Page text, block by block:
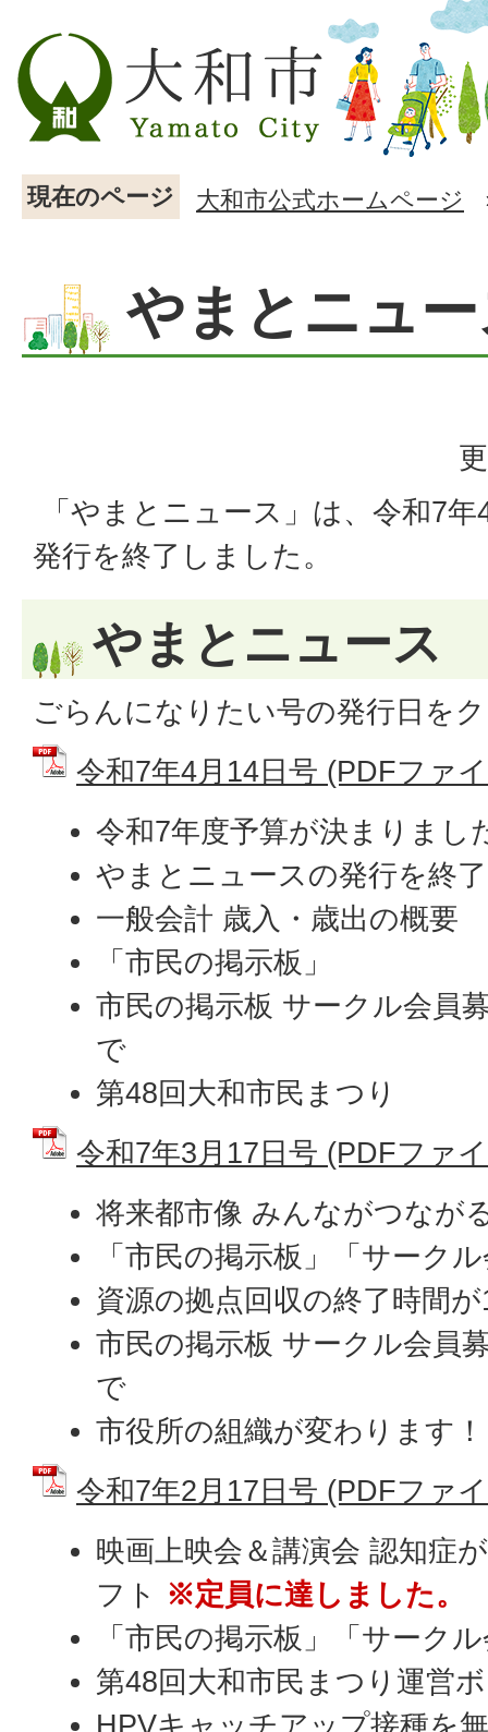
現在のページ 大和市公式ホームページ
やまとニュ
「やまとニュース」は、令和7
発行を終了しました。
やまとニュース
ごらんになりたい号の発行日を
令和7年4月14日号 (PDFファ
令和7年度予算が決まりまし
やまとニュースの発行を終
一般会計 歳入・歳出の概要
「市民の掲示板」
市民の掲示板 サークル会員
で
第48回大和市民まつり
令和7年3月17日号 (PDFファ
将来都市像 みんながつなが
「市民の掲示板」「サーク
資源の拠点回収の終了時間
市民の掲示板 サークル会員
で
市役所の組織が変わります！
令和7年2月17日号 (PDFファ
映画上映会＆講演会 認知症
フト ※定員に達しました。
「市民の掲示板」「サーク
第48回大和市民まつり運営
HPVキャッチアップ接種を